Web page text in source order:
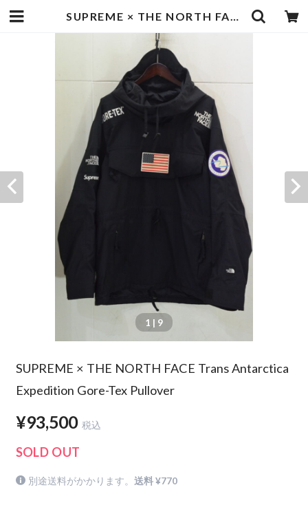
SUPREME × THE NORTH FACE Trans Antarctica Expedition Gore-Tex Pullover | goodbadstore
1 | 9
SUPREME × THE NORTH FACE Trans Antarctica
Expedition Gore-Tex Pullover
¥93,500 税込
SOLD OUT
別途送料がかかります。送料 ¥770